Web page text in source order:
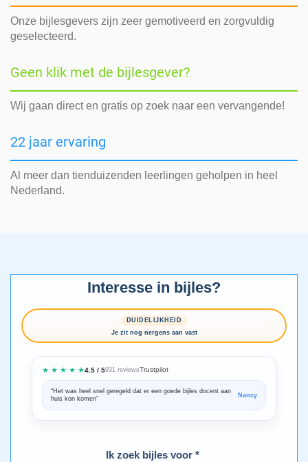
Onze bijlesgevers zijn zeer gemotiveerd en zorgvuldig
geselecteerd.
Geen klik met de bijlesgever?
Wij gaan direct en gratis op zoek naar een vervangende!
22 jaar ervaring
Al meer dan tienduizenden leerlingen geholpen in heel
Nederland.
Interesse in bijles?
DUIDELIJKHEID
Je zit nog nergens aan vast
★ ★ ★ ★ ★4.5 / 5931 reviewsTrustpilot
“Het was heel snel geregeld dat er een goede bijles docent aan
huis kon komen”
Nancy
Ik zoek bijles voor *